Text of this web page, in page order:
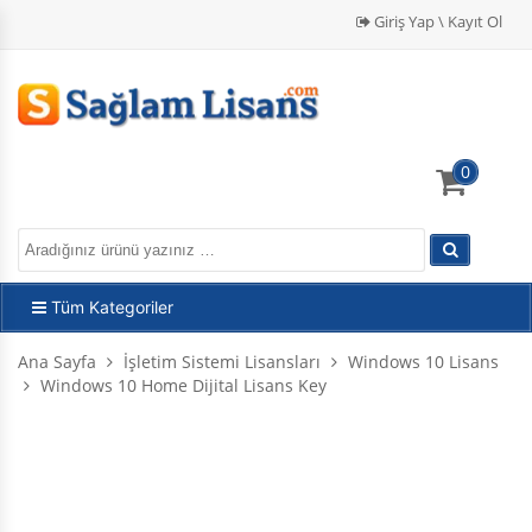
Giriş Yap \ Kayıt Ol
0
Tüm Kategoriler
Ana Sayfa İşletim Sistemi Lisansları
Windows 10 Lisans
Windows 10 Home Dijital Lisans Key